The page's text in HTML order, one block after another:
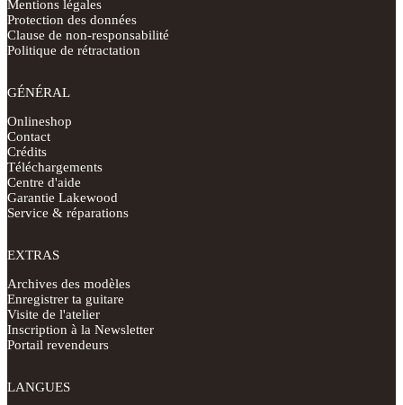
Mentions légales
Protection des données
Clause de non-responsabilité
Politique de rétractation
GÉNÉRAL
Onlineshop
Contact
Crédits
Téléchargements
Centre d'aide
Garantie Lakewood
Service & réparations
EXTRAS
Archives des modèles
Enregistrer ta guitare
Visite de l'atelier
Inscription à la Newsletter
Portail revendeurs
LANGUES